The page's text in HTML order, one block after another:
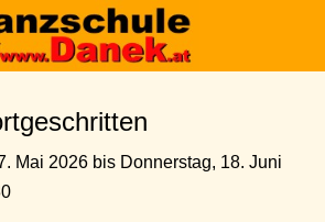
Mai 2026 bis Donnerstag, 18. Juni